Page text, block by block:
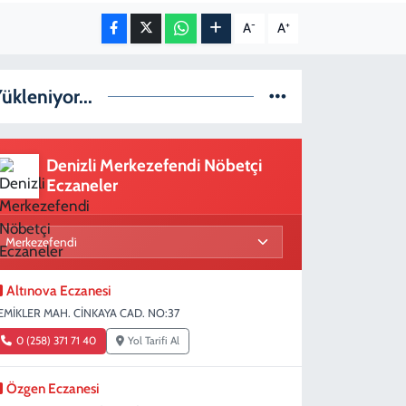
A- A+
Denizli Merkezefendi Nöbetçi
Eczaneler
Altınova Eczanesi
MAH. CİNKAYA CAD. NO:37
0 (258) 371 71 40 Yol Tarifi Al
Özgen Eczanesi